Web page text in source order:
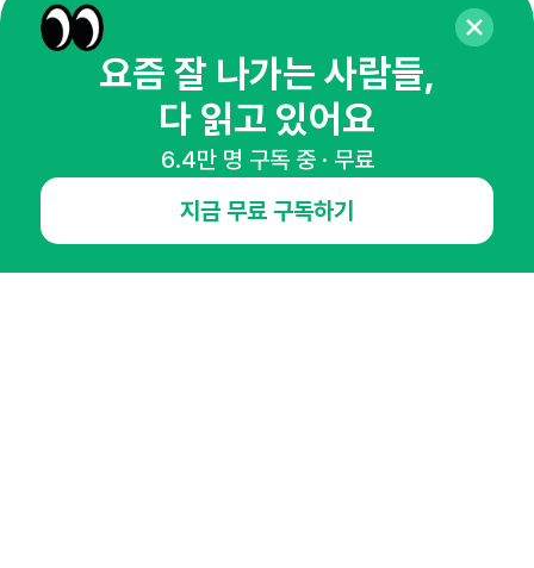
오픈애즈란
요즘 잘 나가는 사람들,
다 읽고 있어요
6.4만 명 구독 중 · 무료
지금 무료 구독하기